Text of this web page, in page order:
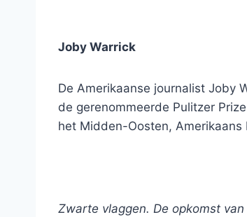
Joby Warrick
De Amerikaanse journalist Joby
de gerenommeerde Pulitzer
het Midden-Oosten,
Zwarte vlaggen. De opkomst